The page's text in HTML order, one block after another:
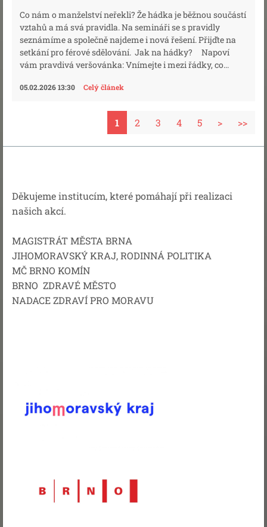
Co nám o manželství neřekli? Že hádka je běžnou součástí
vztahů a má svá pravidla. Na semináři se s pravidly
seznámíme a společně najdeme i nová řešení. Přijďte na
setkání pro férové sdělování. Jak na hádky? Napoví
vám pravdivá veršovánka: Vnímejte i mezi řádky, co...
05.02.2026 13:30 Celý článek
1 2 3 4 5 > >>
Děkujeme institucím, které pomáhají při realizaci
našich akcí.
MAGISTRÁT MĚSTA BRNA
JIHOMORAVSKÝ KRAJ, RODINNÁ POLITIKA
MČ BRNO KOMÍN
BRNO ZDRAVÉ MĚSTO
NADACE ZDRAVÍ PRO MORAVU